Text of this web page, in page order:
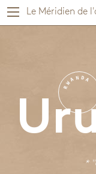
Le Méridien de
R
W
A N D A
*